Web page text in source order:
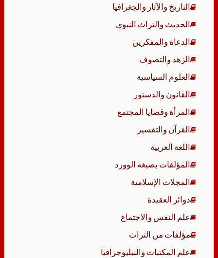
التاريخ والآثار والجغرافيا
الحديث والتراث النبوي
الدعاة والمفكرين
الزهد والتصوف
العلوم السياسية
القانون والدستور
المرأة وقضايا المجتمع
القرآن والتفسير
اللغة العربية
المؤلفات بصيغة الوورد
المجلات الإسلامية
دوائر العقيدة
علم النفس والاجتماع
مؤلفات من التراث
علم المكتبات والببليوجرافيا